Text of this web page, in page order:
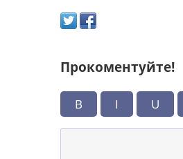
Прокоментуйте!
B I U